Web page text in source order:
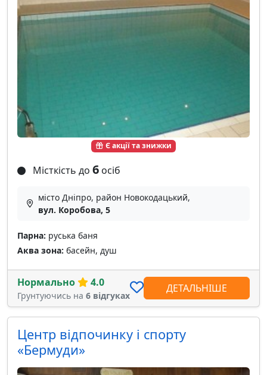
Є акції та знижки
Місткість до 6 осіб
місто Дніпро, район Новокодацький,
вул. Коробова, 5
Парна: руська баня
Аква зона: басейн, душ
Нормально 4.0
Грунтуючись на 6 відгуках
ДЕТАЛЬНІШЕ
Центр відпочинку і спорту
«Бермуди»